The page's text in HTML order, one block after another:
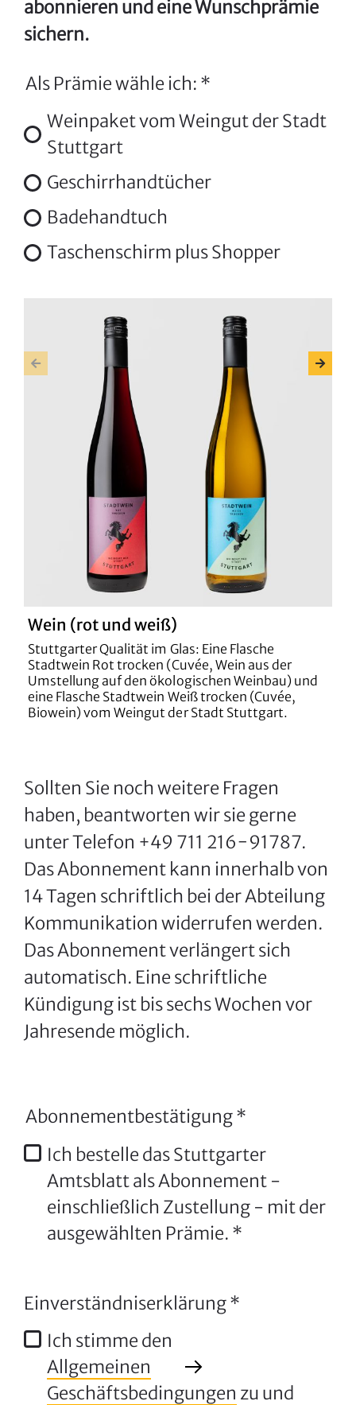
abonnieren und eine Wunschprämie
sichern.
Als Prämie wähle ich: *
Weinpaket vom Weingut der Stadt
Stuttgart
Geschirrhandtücher
Badehandtuch
Taschenschirm plus Shopper
Wein (rot und weiß)
Stuttgarter Qualität im Glas: Eine Flasche
Stadtwein Rot trocken (Cuvée, Wein aus der
Umstellung auf den ökologischen Weinbau) und
eine Flasche Stadtwein Weiß trocken (Cuvée,
Biowein) vom Weingut der Stadt Stuttgart.
Sollten Sie noch weitere Fragen
haben, beantworten wir sie gerne
unter Telefon +49 711 216−91787.
Das Abonnement kann innerhalb von
14 Tagen schriftlich bei der Abteilung
Kommunikation widerrufen werden.
Das Abonnement verlängert sich
automatisch. Eine schriftliche
Kündigung ist bis sechs Wochen vor
Jahresende möglich.
Abonnementbestätigung*
Ich bestelle das Stuttgarter
Amtsblatt als Abonnement -
einschließlich Zustellung - mit der
ausgewählten Prämie. *
Einverständniserklärung*
Ich stimme den
Allgemeinen
Geschäftsbedingungen zu und